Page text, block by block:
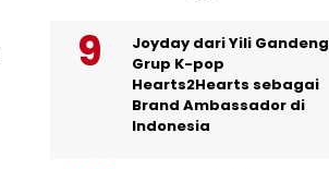
Joyday dari Yili Gandeng
Grup K-pop
Hearts2Hearts sebagai
Brand Ambassador di
Indonesia